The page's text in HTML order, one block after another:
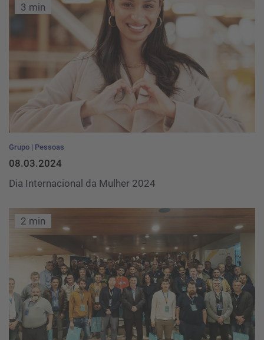
3 min
Grupo Pessoas
08.03.2024
Dia Internacional da Mulher 2024
2 min